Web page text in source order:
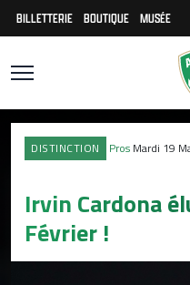
BILLETTERIE BOUTIQUE MUSÉE
DISTINCTION Pros Mardi 19
Irvin Cardona
Février !